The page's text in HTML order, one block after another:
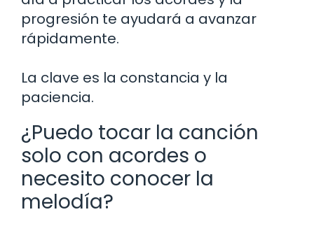
progresión te ayudará a avanzar
rápidamente.
La clave es la constancia y la
paciencia.
¿Puedo tocar la canción
solo con acordes o
necesito conocer la
melodía?